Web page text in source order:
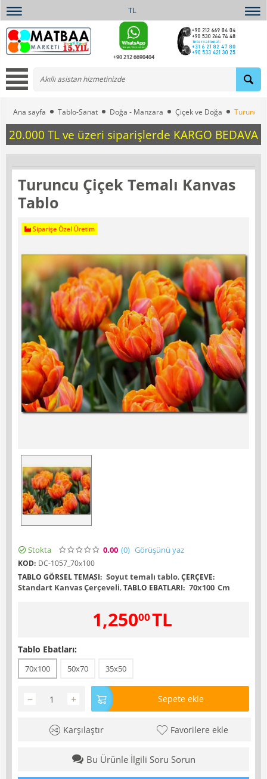
TL
+90 212 6690404
Ana sayfa Tablo-Sanat Doğa - Manzara Çiçek ve Doğa Turuncu
20.000 TL ve üzeri siparişlerde KARGO BEDAVA
Turuncu Çiçek Temalı Kanvas
Tablo
Siparişe Özel Üretim
Stokta 0.00 (0) Görüşünü yaz
KOD: DC-1057_70x100
TABLO GÖRSEL TEMASI: Soyut temalı tablo,ÇERÇEVE:
Standart Kanvas Çerçeveli,TABLO EBATLARI: 70x100 Cm
1,25000TL
Tablo Ebatları:
70x100 50x70 35x50
+
− Sepete ekle
Karşılaştır Favorilere ekle
Bu Ürünle İlgili Soru Sorun